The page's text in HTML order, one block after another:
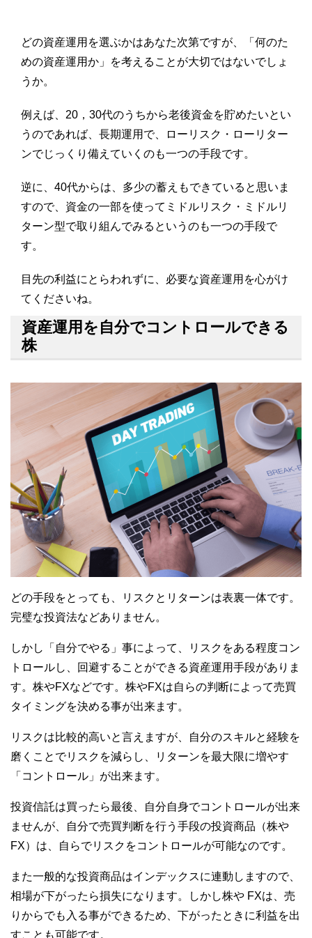
どの資産運用を選ぶかはあなた次第ですが、「何のた
めの資産運用か」を考えることが大切ではないでしょ
うか。
例えば、20，30代のうちから老後資金を貯めたいとい
うのであれば、長期運用で、ローリスク・ローリター
ンでじっくり備えていくのも一つの手段です。
逆に、40代からは、多少の蓄えもできていると思いま
すので、資金の一部を使ってミドルリスク・ミドルリ
ターン型で取り組んでみるというのも一つの手段で
す。
目先の利益にとらわれずに、必要な資産運用を心がけ
てくださいね。
資産運用を自分でコントロールできる
株
どの手段をとっても、リスクとリターンは表裏一体です。
完璧な投資法などありません。
しかし「自分でやる」事によって、リスクをある程度コン
トロールし、回避することができる資産運用手段がありま
す。株やFXなどです。株やFXは自らの判断によって売買
タイミングを決める事が出来ます。
リスクは比較的高いと言えますが、自分のスキルと経験を
磨くことでリスクを減らし、リターンを最大限に増やす
「コントロール」が出来ます。
投資信託は買ったら最後、自分自身でコントロールが出来
ませんが、自分で売買判断を行う手段の投資商品（株や
FX）は、自らでリスクをコントロールが可能なのです。
また一般的な投資商品はインデックスに連動しますので、
相場が下がったら損失になります。しかし株や FXは、売
りからでも入る事ができるため、下がったときに利益を出
すことも可能です。